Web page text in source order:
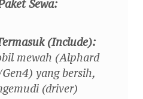
Sewa:
(Include):
mewah (Alphard
yang bersih,
(driver)